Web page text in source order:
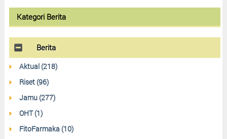
Kategori Berita
Berita
Aktual (218)
Riset (96)
Jamu (277)
OHT (1)
FitoFarmaka (10)